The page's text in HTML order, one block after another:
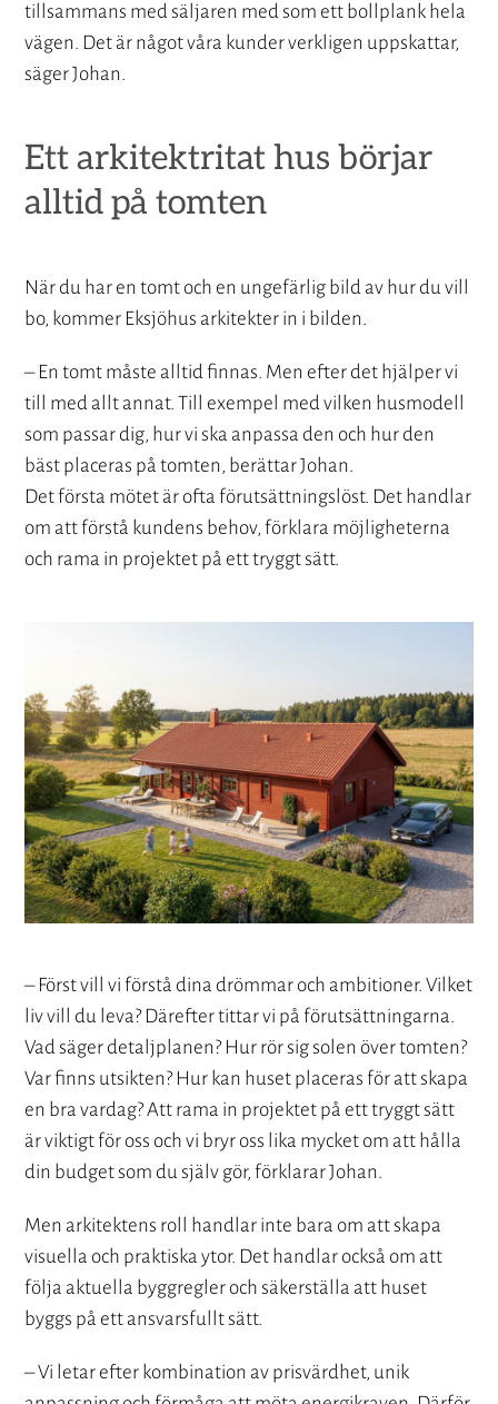
tillsammans med säljaren med som ett bollplank hela
vägen. Det är något våra kunder verkligen uppskattar,
säger Johan.
Ett arkitektritat hus börjar
alltid på tomten
När du har en tomt och en ungefärlig bild av hur du vill
bo, kommer Eksjöhus arkitekter in i bilden.
– En tomt måste alltid finnas. Men efter det hjälper vi
till med allt annat. Till exempel med vilken husmodell
som passar dig, hur vi ska anpassa den och hur den
bäst placeras på tomten, berättar Johan.
Det första mötet är ofta förutsättningslöst. Det handlar
om att förstå kundens behov, förklara möjligheterna
och rama in projektet på ett tryggt sätt.
– Först vill vi förstå dina drömmar och ambitioner. Vilket
liv vill du leva? Därefter tittar vi på förutsättningarna.
Vad säger detaljplanen? Hur rör sig solen över tomten?
Var finns utsikten? Hur kan huset placeras för att skapa
en bra vardag? Att rama in projektet på ett tryggt sätt
är viktigt för oss och vi bryr oss lika mycket om att hålla
din budget som du själv gör, förklarar Johan.
Men arkitektens roll handlar inte bara om att skapa
visuella och praktiska ytor. Det handlar också om att
följa aktuella byggregler och säkerställa att huset
byggs på ett ansvarsfullt sätt.
– Vi letar efter kombination av prisvärdhet, unik